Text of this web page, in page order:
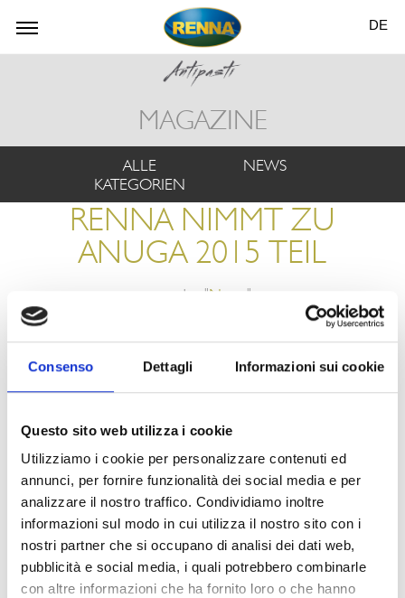
Consenso Dettagli Informazioni sui cookie
Questo sito web utilizza i cookie
Utilizziamo i cookie per personalizzare contenuti ed
annunci, per fornire funzionalità dei social media e per
analizzare il nostro traffico. Condividiamo inoltre
informazioni sul modo in cui utilizza il nostro sito con i
nostri partner che si occupano di analisi dei dati web,
pubblicità e social media, i quali potrebbero combinarle
con altre informazioni che ha fornito loro o che hanno
DE
MAGAZINE
ALLE
KATEGORIEN
NEWS
RENNA NIMMT ZU
ANUGA 2015 TEIL
aus der "News "
Renna hatte die Freude seine Produkte in diesem Jahr all’Anugain Köln
zu schauen. Die Anuga ist die wichtigste Messe der Welt für die
Lebensmittel- und Getränkeindustrie und eine Chance für unser
Unternehmen, um die italienische Kultur des Essens in der Welt zu
verbreiten.